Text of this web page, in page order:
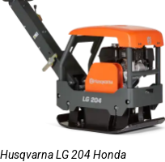
Husqvarna LG 204 Honda